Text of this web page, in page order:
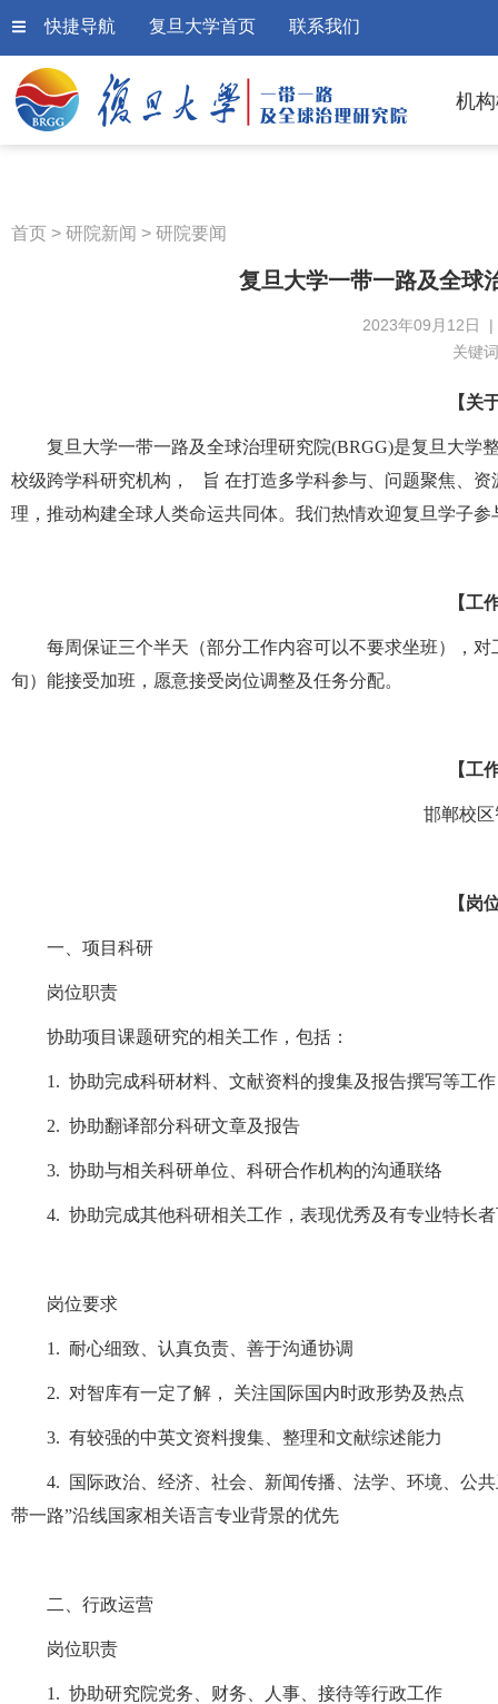
快捷导航 复旦大学首页 联系我们
机
首页 > 研院新闻 > 研院要闻
复旦大学一带一路及全球
2023年09月12日
关键
【关
复旦大学一带一路及全球治理研究院(BRGG)是复旦大学
校级跨学科研究机构， 旨 在打造多学科参与、问题聚焦、
理，推动构建全球人类命运共同体。我们热情欢迎复旦学子参
【工
每周保证三个半天（部分工作内容可以不要求坐班），
旬）能接受加班，愿意接受岗位调整及任务分配。
【工
邯郸校区
【岗
一、项目科研
岗位职责
协助项目课题研究的相关工作，包括：
1. 协助完成科研材料、文献资料的搜集及报告撰写等工作
2. 协助翻译部分科研文章及报告
3. 协助与相关科研单位、科研合作机构的沟通联络
4. 协助完成其他科研相关工作，表现优秀及有专业特长
岗位要求
1. 耐心细致、认真负责、善于沟通协调
2. 对智库有一定了解， 关注国际国内时政形势及热点
3. 有较强的中英文资料搜集、整理和文献综述能力
4. 国际政治、经济、社会、新闻传播、法学、环境、公
带一路”沿线国家相关语言专业背景的优先
二、行政运营
岗位职责
1. 协助研究院党务、财务、人事、接待等行政工作